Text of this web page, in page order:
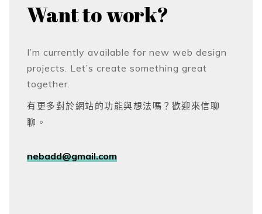
Want towork?
I’m currently available for new web design
projects. Let’s create something great
together.
有更多對於網站的功能與想法嗎？歡迎來信聊
聊。
nebadd@gmail.com